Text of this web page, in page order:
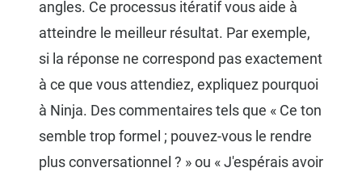
angles. Ce processus itératif vous aide à
atteindre le meilleur résultat. Par exemple,
si la réponse ne correspond pas exactement
à ce que vous attendiez, expliquez pourquoi
à Ninja. Des commentaires tels que « Ce ton
semble trop formel ; pouvez-vous le rendre
plus conversationnel ? » ou « J'espérais avoir